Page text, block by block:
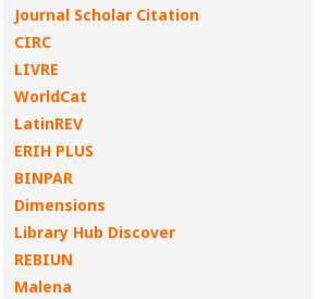
Journal Scholar Citation
CIRC
LIVRE
WorldCat
LatinREV
ERIH PLUS
BINPAR
Dimensions
Library Hub Discover
REBIUN
Malena